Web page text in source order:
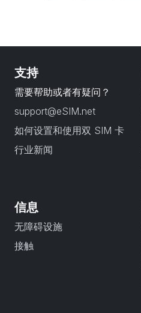
支持
需要帮助或者有疑问？
support@eSIM.net
如何设置和使用双 SIM 卡
行业新闻
信息
无障碍设施
接触